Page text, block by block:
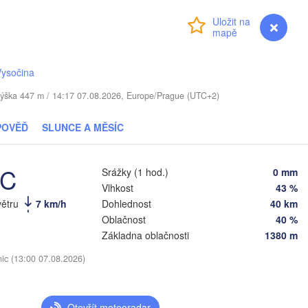
myVentusky Předpověď
447 m / 14:17 07.08.2026, Europe/Prague (UTC+2)
SLUNCE A MĚSÍC
7 km/h
Srážky (1 hod.)
0 mm
Vlhkost
43 %
Dohlednost
40 km
Oblačnost
40 %
Základna oblačnosti
1380 m
(13:00 07.08.2026)
(Minsk)
(Homieĺ)
Бабруйск
Чернігів
(Chernihiv)
Мазыр
(Mazyr)
(Mahilioŭ)
BĚLORUSKO
Суми
V